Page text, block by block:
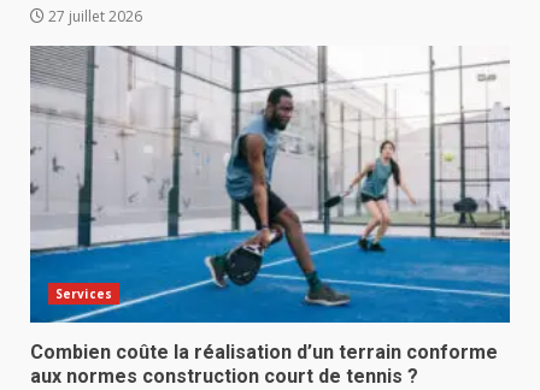
27 juillet 2026
Services
Combien coûte la réalisation d’un terrain conforme
aux normes construction court de tennis ?